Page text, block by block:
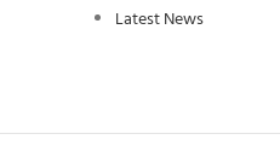
Latest News